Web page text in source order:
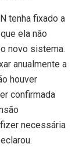
tenha fixado a
ela não
novo sistema.
anualmente a
houver
confirmada
necessária